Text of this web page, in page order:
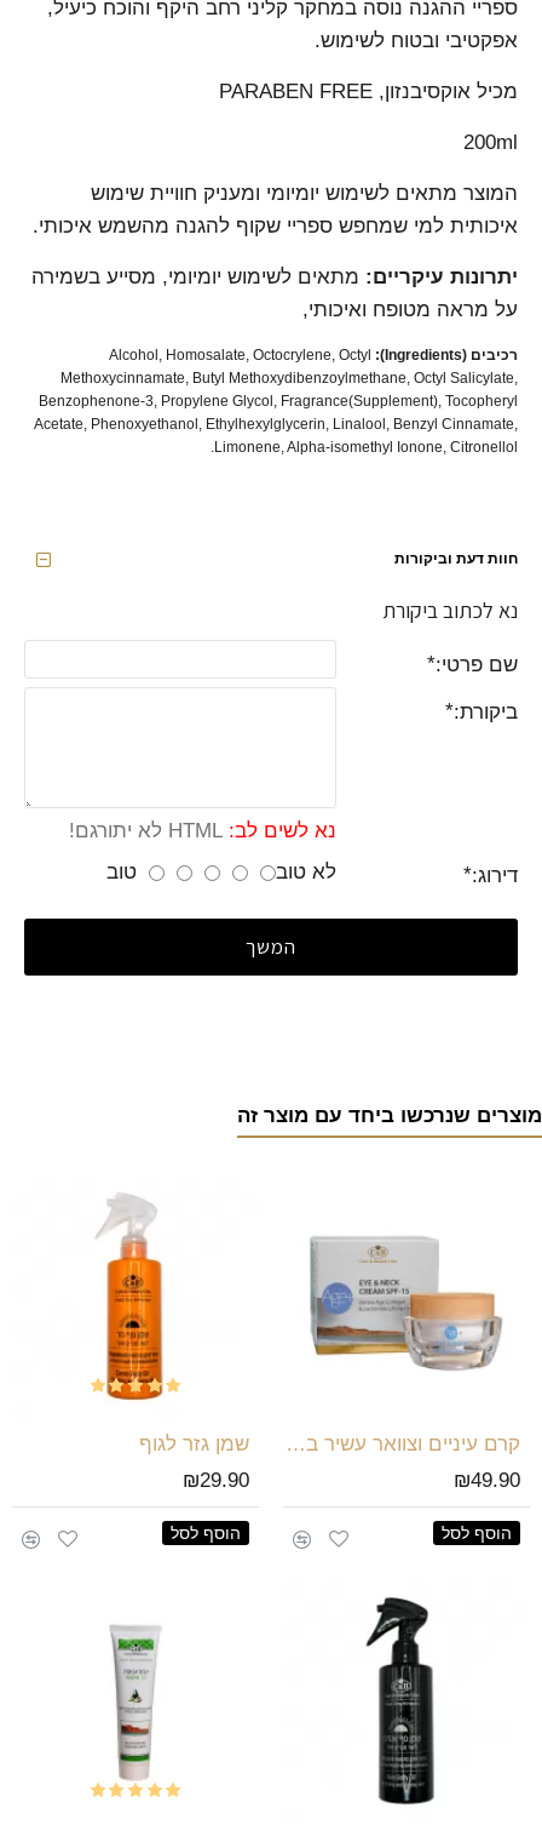
ספריי ההגנה נוסה במחקר קליני רחב היקף והוכח כיעיל,
אפקטיבי ובטוח לשימוש.
מכיל אוקסיבנזון, PARABEN FREE
200ml
המוצר מתאים לשימוש יומיומי ומעניק חוויית שימוש
איכותית למי שמחפש ספריי שקוף להגנה מהשמש איכותי.
יתרונות עיקריים: מתאים לשימוש יומיומי, מסייע בשמירה
על מראה מטופח ואיכותי,
רכיבים (Ingredients):
Alcohol, Homosalate, Octocrylene, Octyl
Methoxycinnamate, Butyl Methoxydibenzoylmethane, Octyl Salicylate,
Benzophenone-3, Propylene Glycol, Fragrance(Supplement), Tocopheryl
Acetate, Phenoxyethanol, Ethylhexylglycerin, Linalool, Benzyl Cinnamate,
Limonene, Alpha-isomethyl Ionone, Citronellol.
חוות דעת וביקורות
נא לכתוב ביקורת
שם פרטי:
ביקורת:
נא לשים לב:
דירוג:
לא טוב טוב
המשך
מוצרים שנרכשו ביחד עם מוצר זה
קרם עיניים וצוואר עשיר בקולגן
₪49.90
הוסף לסל
שמן גזר לגוף
₪29.90
הוסף לסל